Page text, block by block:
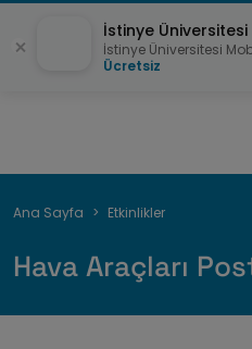
Sayfa
Ana Sayfa Etkinlikler
Hava Araçları
İstinye Üniversitesi
İstinye Üniversitesi
Ücretsiz